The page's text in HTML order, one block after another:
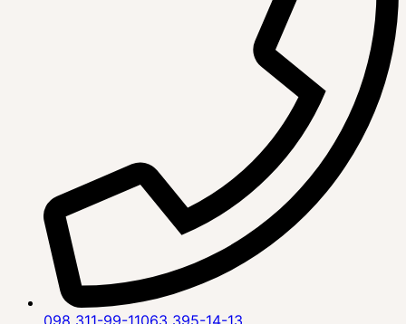
098 311-99-11063 395-14-13